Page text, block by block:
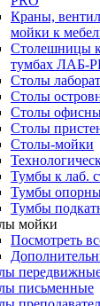
Краны,
мойки к
Столешницы
тумбах ЛАБ-
Столы
Столы
Столы
Столы
Столы-мойки
Тумбы к лаб.
Тумбы
Тумбы
мойки
Посмотреть
письменные